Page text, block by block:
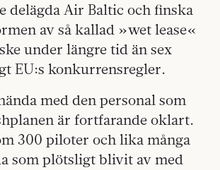
delägda Air Baltic och finska
av så kallad »wet lease«
under längre tid än sex
EU:s konkurrensregler.
med den personal som
är fortfarande oklart.
300 piloter och lika många
som plötsligt blivit av med